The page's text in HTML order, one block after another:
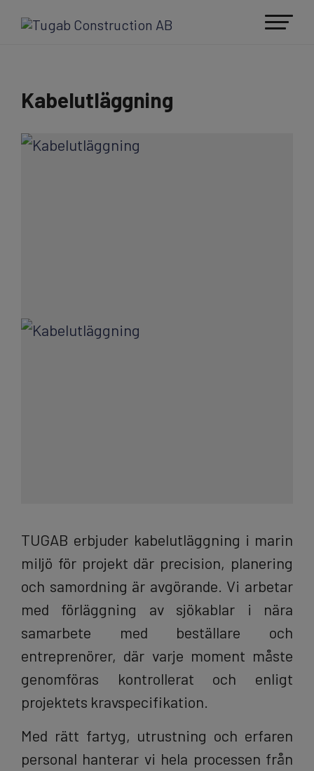
Kabelutläggning
TUGAB erbjuder kabelutläggning i marin
miljö för projekt där precision, planering
och samordning är avgörande. Vi arbetar
med förläggning av sjökablar i nära
samarbete med beställare och
entreprenörer, där varje moment måste
genomföras kontrollerat och enligt
projektets kravspecifikation.
Med rätt fartyg, utrustning och erfaren
personal hanterar vi hela processen från